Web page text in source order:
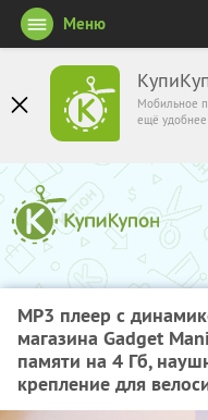
Мобильное
ещё удобнее
Меню
MP3 плеер с
магазина Gadget
памяти на 4 Гб,
крепление для